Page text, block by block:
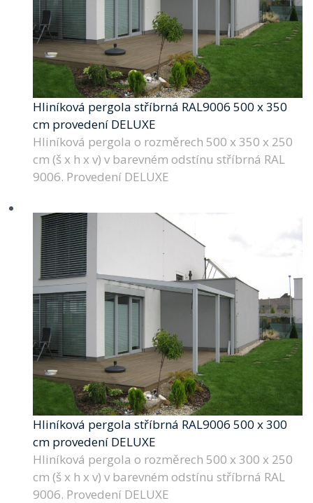
Hliníková pergola stříbrná RAL9006 500 x 350
cm provedení DELUXE
Hliníková pergola o rozměrech 500 x 350 x 250
cm (š x h x v) v barevném odstínu stříbrná RAL
9006. Provedení DELUXE
Hliníková pergola stříbrná RAL9006 500 x 300
cm provedení DELUXE
Hliníková pergola o rozměrech 500 x 300 x 250
cm (š x h x v) v barevném odstínu stříbrná RAL
9006. Provedení DELUXE